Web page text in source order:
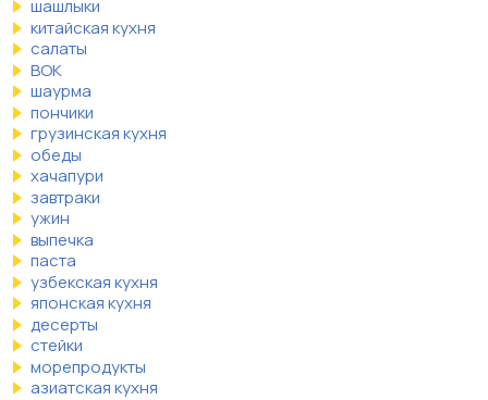
шашлыки
китайская кухня
салаты
ВОК
шаурма
пончики
грузинская кухня
обеды
хачапури
завтраки
ужин
выпечка
паста
узбекская кухня
японская кухня
десерты
стейки
морепродукты
азиатская кухня